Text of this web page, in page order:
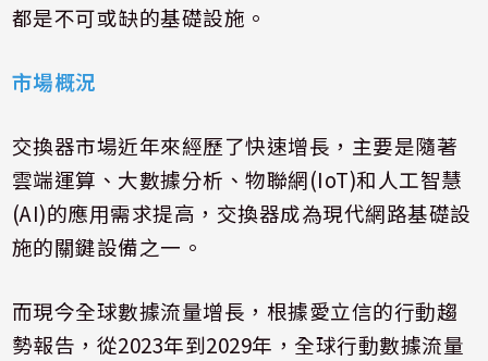
都是不可或缺的基礎設施。
市場概況
交換器市場近年來經歷了快速增長，主要是隨著
雲端運算、大數據分析、物聯網(IoT)和人工智慧
(AI)的應用需求提高，交換器成為現代網路基礎設
施的關鍵設備之一。
而現今全球數據流量增長，根據愛立信的行動趨
勢報告，從2023年到2029年，全球行動數據流量